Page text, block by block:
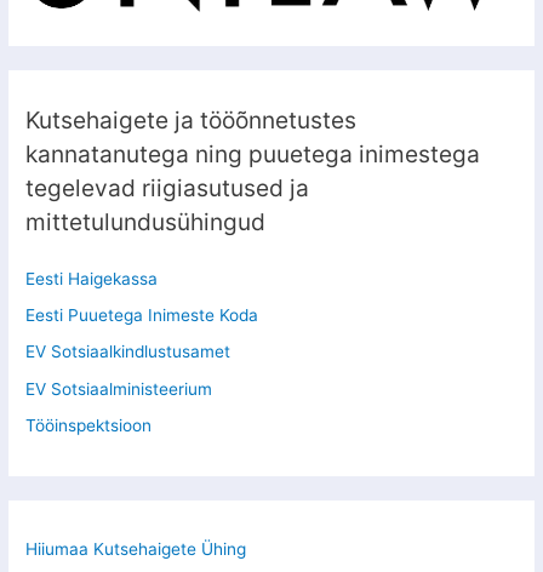
Kutsehaigete ja tööõnnetustes
kannatanutega ning puuetega inimestega
tegelevad riigiasutused ja
mittetulundusühingud
Eesti Haigekassa
Eesti Puuetega Inimeste Koda
EV Sotsiaalkindlustusamet
EV Sotsiaalministeerium
Tööinspektsioon
Hiiumaa Kutsehaigete Ühing